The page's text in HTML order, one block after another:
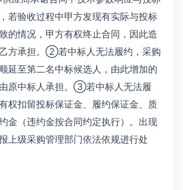
若验收过程中甲方发现有实际与投标
的情况，甲方有权终止合同，因此造
方承担。②若中标人无法履约，采购
延至第二名中标候选人，由此增加的
原中标人承担。③若中标人无法履
权扣留投标保证金、履约保证金、质
金（违约金按合同约定执行）。出现
上级采购管理部门依法依规进行处